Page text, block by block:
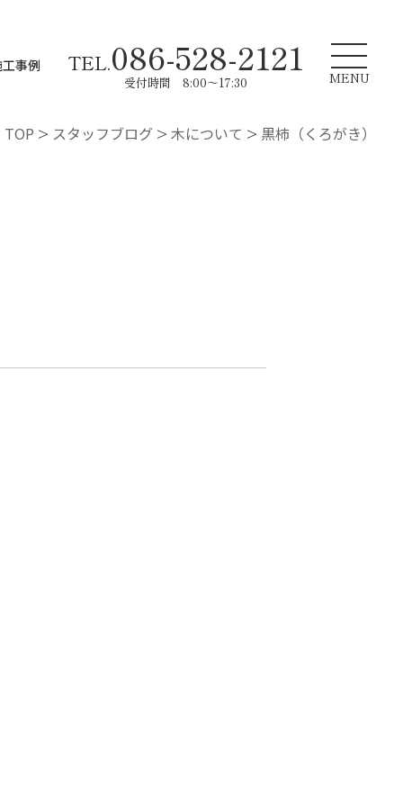
事例 TEL.086-528-2121
受付時間 8:00～17:30 MENU
TOP > スタッフブログ > 木について > 黒柿（くろがき）